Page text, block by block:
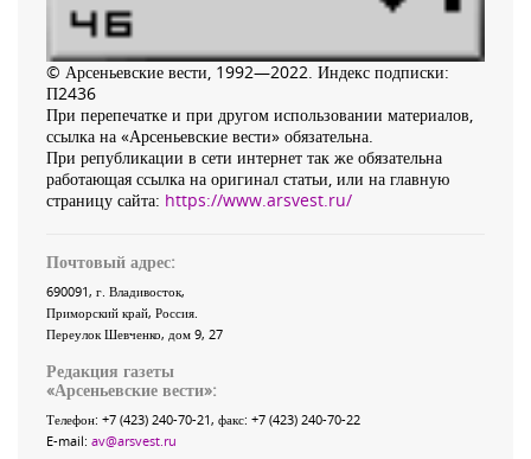
© Арсеньевские вести, 1992—2022. Индекс подписки:
П2436
При перепечатке и при другом использовании материалов,
ссылка на «Арсеньевские вести» обязательна.
При републикации в сети интернет так же обязательна
работающая ссылка на оригинал статьи, или на главную
страницу сайта: https://www.arsvest.ru/
Почтовый адрес:
690091, г. Владивосток,
Приморский край, Россия
Переулок Шевченко, дом 9, 27
Редакция газеты
«Арсеньевские вести»:
Телефон: +7 (423) 240-70-21, факс: +7 (423) 240-70-22
E-mail: av@arsvest.ru